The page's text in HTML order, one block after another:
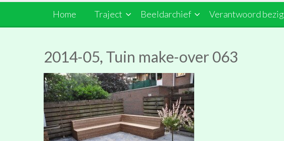
Home Traject Beeldarchief Verantwoord bezig
2014-05, Tuin make-over 063